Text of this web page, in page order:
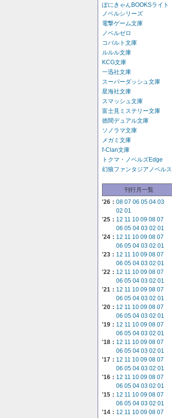
ぽにきゃんBOOKSライト
ノベルシリーズ
電撃ゲーム文庫
ノベルゼロ
コバルト文庫
ルルル文庫
KCG文庫
一迅社文庫
スーパーダッシュ文庫
星海社文庫
スマッシュ文庫
富士見ミステリー文庫
徳間デュアル文庫
ソノラマ文庫
メガミ文庫
f-Clan文庫
トクマ・ノベルズEdge
幻狼ファンタジアノベルス
刊行月一覧
'26： 08 07 06 05 04 03
02 01
'25： 12 11 10 09 08 07
06 05 04 03 02 01
'24： 12 11 10 09 08 07
06 05 04 03 02 01
'23： 12 11 10 09 08 07
06 05 04 03 02 01
'22： 12 11 10 09 08 07
06 05 04 03 02 01
'21： 12 11 10 09 08 07
06 05 04 03 02 01
'20： 12 11 10 09 08 07
06 05 04 03 02 01
'19： 12 11 10 09 08 07
06 05 04 03 02 01
'18： 12 11 10 09 08 07
06 05 04 03 02 01
'17： 12 11 10 09 08 07
06 05 04 03 02 01
'16： 12 11 10 09 08 07
06 05 04 03 02 01
'15： 12 11 10 09 08 07
06 05 04 03 02 01
'14： 12 11 10 09 08 07